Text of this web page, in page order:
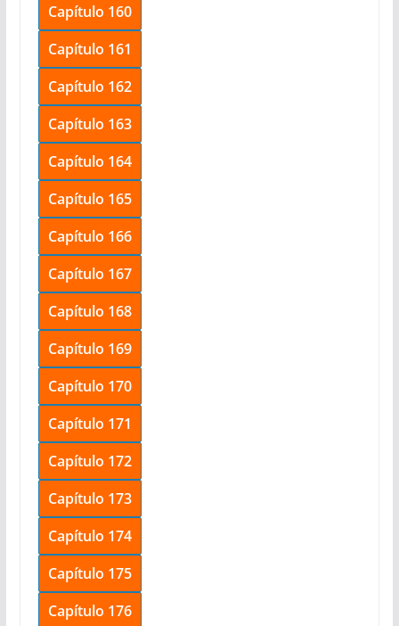
Capítulo 160
Capítulo 161
Capítulo 162
Capítulo 163
Capítulo 164
Capítulo 165
Capítulo 166
Capítulo 167
Capítulo 168
Capítulo 169
Capítulo 170
Capítulo 171
Capítulo 172
Capítulo 173
Capítulo 174
Capítulo 175
Capítulo 176